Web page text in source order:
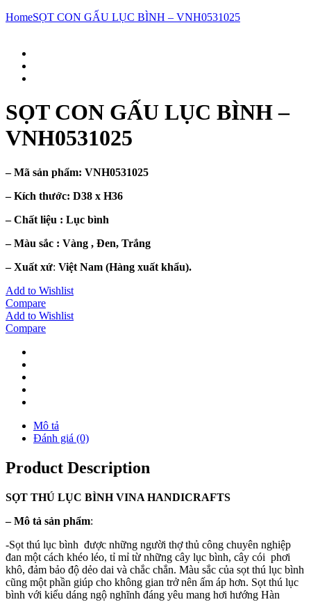
HomeSỌT CON GẤU LỤC BÌNH – VNH0531025
SỌT CON GẤU LỤC BÌNH –
VNH0531025
– Mã sản phẩm: VNH0531025
– Kích thước: D38 x H36
– Chất liệu : Lục bình
– Màu sắc : Vàng , Đen, Trắng
– Xuất xứ: Việt Nam (Hàng xuất khẩu).
Add to Wishlist
Compare
Add to Wishlist
Compare
Mô tả
Đánh giá (0)
Product Description
SỌT THÚ LỤC BÌNH VINA HANDICRAFTS
–Mô tả sản phẩm:
-Sọt thú lục bình được những người thợ thủ công chuyên nghiệp
đan một cách khéo léo, tỉ mỉ từ những cây lục bình, cây cói phơi
khô, đảm bảo độ dẻo dai và chắc chắn. Màu sắc của sọt thú lục bình
cũng một phần giúp cho không gian trở nên ấm áp hơn. Sọt thú lục
bình với kiểu dáng ngộ nghĩnh đáng yêu mang hơi hướng Hàn